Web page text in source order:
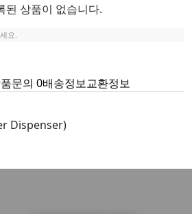
된 상품이 없습니다.
요.
문의 0배송정보교환정보
Dispenser)